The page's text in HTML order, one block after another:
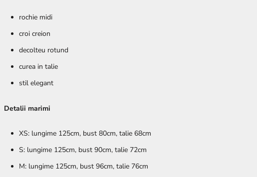
rochie midi
croi creion
decolteu rotund
curea in talie
stil elegant
Detalii marimi
XS: lungime 125cm, bust 80cm, talie 68cm
S: lungime 125cm, bust 90cm, talie 72cm
M: lungime 125cm, bust 96cm, talie 76cm